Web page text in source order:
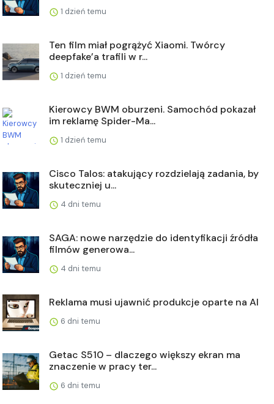
1 dzień temu
Ten film miał pogrążyć Xiaomi. Twórcy
deepfake’a trafili w r...
1 dzień temu
Kierowcy BWM oburzeni. Samochód pokazał
im reklamę Spider-Ma...
1 dzień temu
Cisco Talos: atakujący rozdzielają zadania, by
skuteczniej u...
4 dni temu
SAGA: nowe narzędzie do identyfikacji źródła
filmów generowa...
4 dni temu
Reklama musi ujawnić produkcje oparte na AI
6 dni temu
Getac S510 – dlaczego większy ekran ma
znaczenie w pracy ter...
6 dni temu